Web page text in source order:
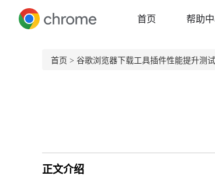
首页 帮助
首页 > 谷歌浏览器下载工具插件性能提升测
正文介绍